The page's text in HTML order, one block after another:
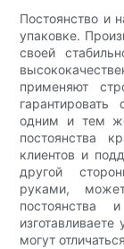
Постоянство и
упаковке.
своей
применяют
одним и тем
постоянства
клиентов и
другой
руками,
постоянства
могут